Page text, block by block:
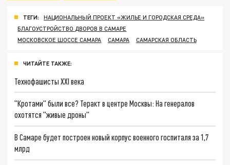
ТЕГИ:
НАЦИОНАЛЬНЫЙ ПРОЕКТ «ЖИЛЬЕ И ГОРОДСКАЯ СРЕДА»
БЛАГОУСТРОЙСТВО ДВОРОВ В САМАРЕ
МОСКОВСКОЕ ШОССЕ САМАРА
САМАРА САМАРСКАЯ ОБЛАСТЬ
ЧИТАЙТЕ ТАКЖЕ:
Технофашисты XXI века
"Кротами" были все? Теракт в центре Москвы: На генералов
охотятся "живые дроны"
В Самаре будет построен новый корпус военного госпиталя за 1,7
млрд